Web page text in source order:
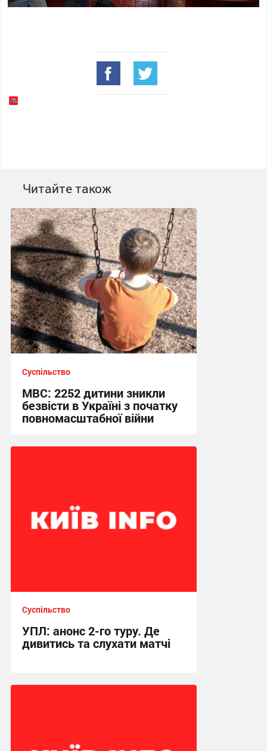
Читайте також
Суспільство
МВС: 2252 дитини зникли
безвісти в Україні з початку
повномасштабної війни
Суспільство
УПЛ: анонс 2-го туру. Де
дивитись та слухати матчі